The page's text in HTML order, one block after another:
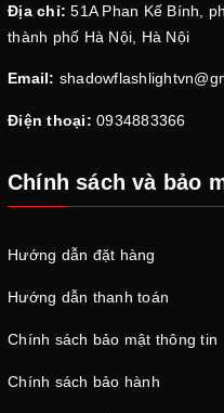
Địa chỉ: 51A Phan Kế Bính,
thành phố Hà Nội, Hà Nội
Email:
Điện thoại: 0934883366
Chính sách và bảo
Hướng dẫn đặt hàng
Hướng dẫn thanh toán
Chính sách bảo mật thông tin
Chính sách bảo hành